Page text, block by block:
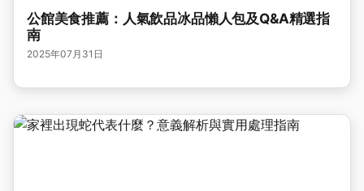
公館美食推薦：人氣飲品冰品懶人包及Q&A精選指
南
2025年07月31日